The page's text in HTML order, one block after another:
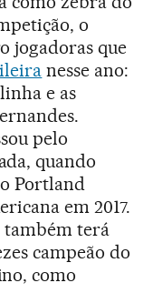
o
jogadoras que
nesse ano:
e as
pelo
quando
Portland
em 2017.
também terá
campeão do
como